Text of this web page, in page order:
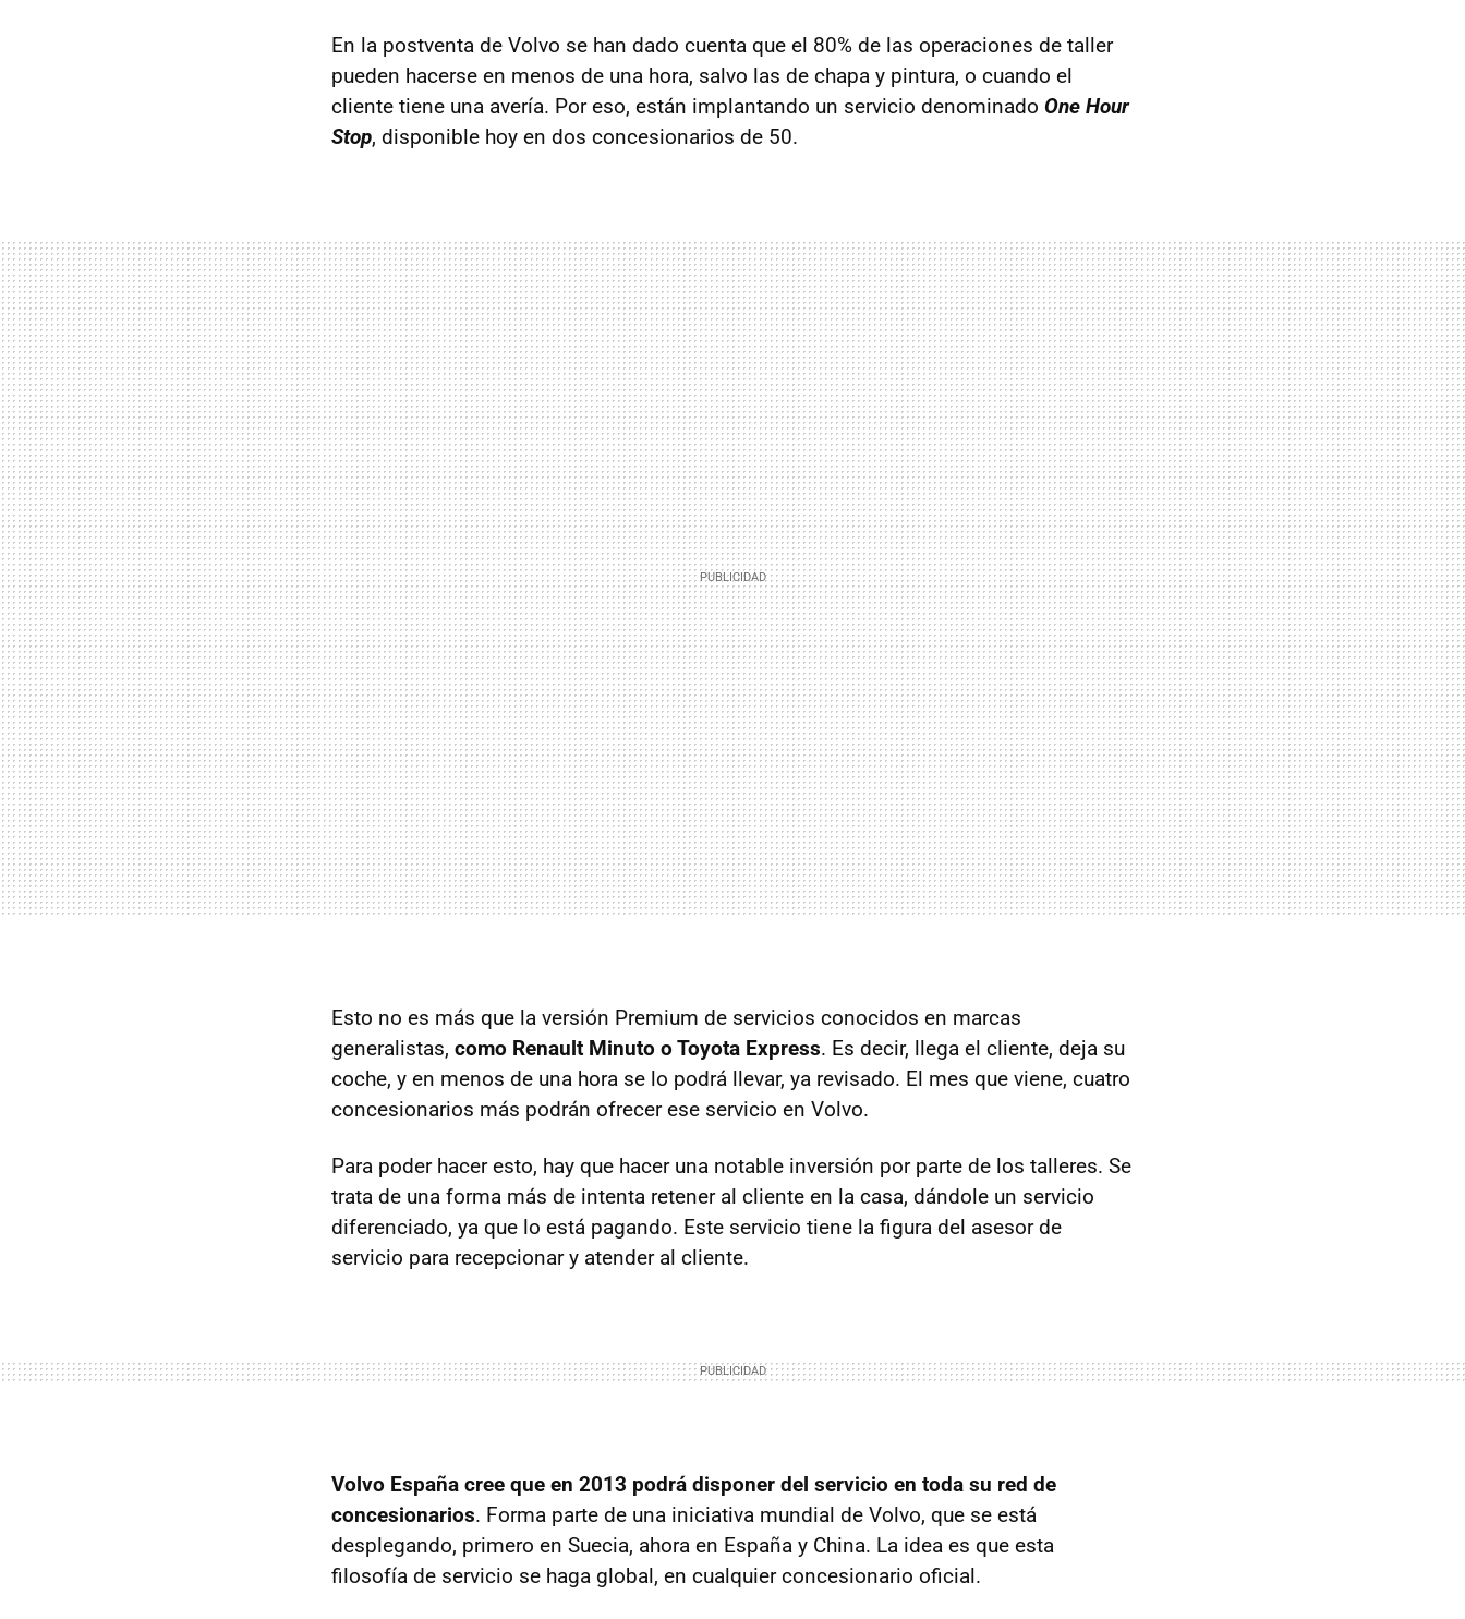
En la postventa de Volvo se han dado cuenta que el 80% de las operaciones de taller
pueden hacerse en menos de una hora, salvo las de chapa y pintura, o cuando el
cliente tiene una avería. Por eso, están implantando un servicio denominado One Hour
Stop, disponible hoy en dos concesionarios de 50.
Esto no es más que la versión Premium de servicios conocidos en marcas
generalistas, como Renault Minuto o Toyota Express. Es decir, llega el cliente, deja su
coche, y en menos de una hora se lo podrá llevar, ya revisado. El mes que viene, cuatro
concesionarios más podrán ofrecer ese servicio en Volvo.
Para poder hacer esto, hay que hacer una notable inversión por parte de los talleres. Se
trata de una forma más de intenta retener al cliente en la casa, dándole un servicio
diferenciado, ya que lo está pagando. Este servicio tiene la figura del asesor de
servicio para recepcionar y atender al cliente.
Volvo España cree que en 2013 podrá disponer del servicio en toda su red de
concesionarios. Forma parte de una iniciativa mundial de Volvo, que se está
desplegando, primero en Suecia, ahora en España y China. La idea es que esta
filosofía de servicio se haga global, en cualquier concesionario oficial.